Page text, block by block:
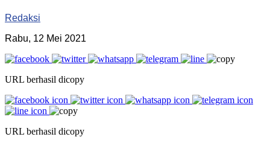
Redaksi
Rabu, 12 Mei 2021
URL berhasil dicopy
URL berhasil dicopy